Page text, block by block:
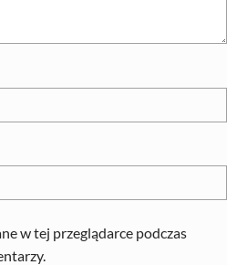
w tej przeglądarce podczas